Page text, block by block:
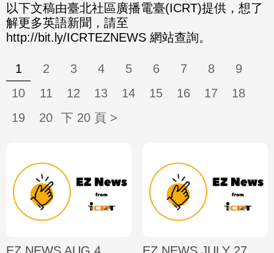
以下文稿由臺北社區廣播電臺(ICRT)提供，想了
解更多英語新聞，請至
http://bit.ly/ICRTEZNEWS 網站查詢。
1 2 3 4 5 6 7 8
9
10
11 12 13 14 15 16 17
18
19
20 下 20 頁 >